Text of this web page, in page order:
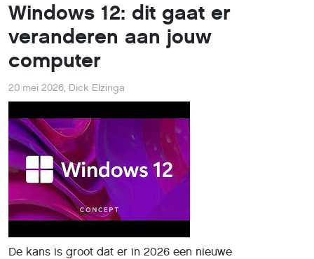
Windows 12: dit gaat er
veranderen aan jouw
computer
20 mei 2026, Dick Elzinga
De kans is groot dat er in 2026 een nieuwe